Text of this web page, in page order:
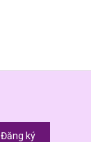
Đăng ký